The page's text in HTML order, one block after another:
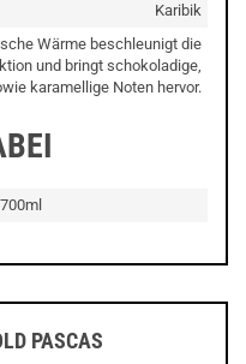
Karibik
Wärme beschleunigt die
und bringt schokoladige,
karamellige Noten hervor.
PASCAS